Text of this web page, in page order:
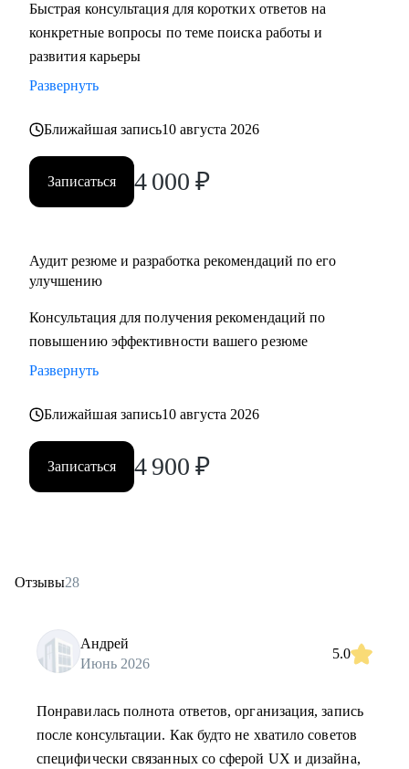
Быстрая консультация для коротких ответов на
конкретные вопросы по теме поиска работы и
развития карьеры
Развернуть
Ближайшая запись10 августа 2026
Записаться 4 000 ₽
Аудит резюме и разработка рекомендаций по его
улучшению
Консультация для получения рекомендаций по
повышению эффективности вашего резюме
Развернуть
Ближайшая запись10 августа 2026
Записаться 4 900 ₽
Отзывы28
Андрей
Июнь 2026
5.0
Понравилась полнота ответов, организация, запись
после консультации. Как будто не хватило советов
специфически связанных со сферой UX и дизайна,